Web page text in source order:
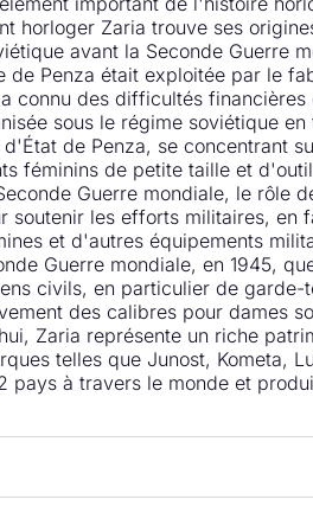
horloger Zaria trouve ses
avant la Seconde Guerre
de Penza était exploitée par le
connu des difficultés financières
sous le régime soviétique en
de Penza, se concentrant
féminins de petite taille et
Guerre mondiale, le rôle
soutenir les efforts militaires, en
et d'autres équipements
Guerre mondiale, en 1945,
civils, en particulier de garde-
des calibres pour dames
Zaria représente un riche
telles que Junost, Kometa,
pays à travers le monde et